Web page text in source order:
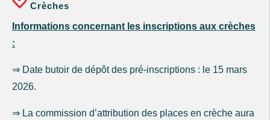
Crèches
Informations concernant les inscriptions aux crèches
:
⇒ Date butoir de dépôt des pré-inscriptions : le 15 mars
2026.
⇒ La commission d’attribution des places en crèche aura